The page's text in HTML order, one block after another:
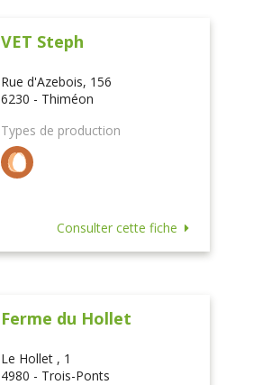
VET Steph
Rue d'Azebois, 156
6230 - Thiméon
Types de production
Consulter cette fiche
Ferme du Hollet
Le Hollet , 1
4980 - Trois-Ponts